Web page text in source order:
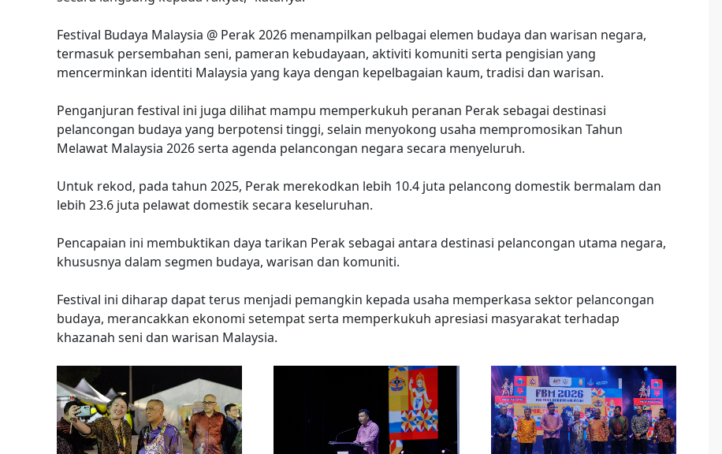
Festival Budaya Malaysia @ Perak 2026 menampilkan pelbagai elemen budaya dan warisan negara,
termasuk persembahan seni, pameran kebudayaan, aktiviti komuniti serta pengisian yang
mencerminkan identiti Malaysia yang kaya dengan kepelbagaian kaum, tradisi dan warisan.
Penganjuran festival ini juga dilihat mampu memperkukuh peranan Perak sebagai destinasi
pelancongan budaya yang berpotensi tinggi, selain menyokong usaha mempromosikan Tahun
Melawat Malaysia 2026 serta agenda pelancongan negara secara menyeluruh.
Untuk rekod, pada tahun 2025, Perak merekodkan lebih 10.4 juta pelancong domestik bermalam dan
lebih 23.6 juta pelawat domestik secara keseluruhan.
Pencapaian ini membuktikan daya tarikan Perak sebagai antara destinasi pelancongan utama negara,
khususnya dalam segmen budaya, warisan dan komuniti.
Festival ini diharap dapat terus menjadi pemangkin kepada usaha memperkasa sektor pelancongan
budaya, merancakkan ekonomi setempat serta memperkukuh apresiasi masyarakat terhadap
khazanah seni dan warisan Malaysia.